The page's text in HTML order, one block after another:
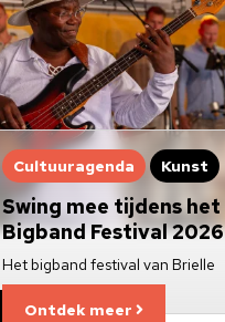
Cultuuragenda Kunst
Swing mee tijdens het
Bigband Festival 2026
Het bigband festival van Brielle
Ontdek meer